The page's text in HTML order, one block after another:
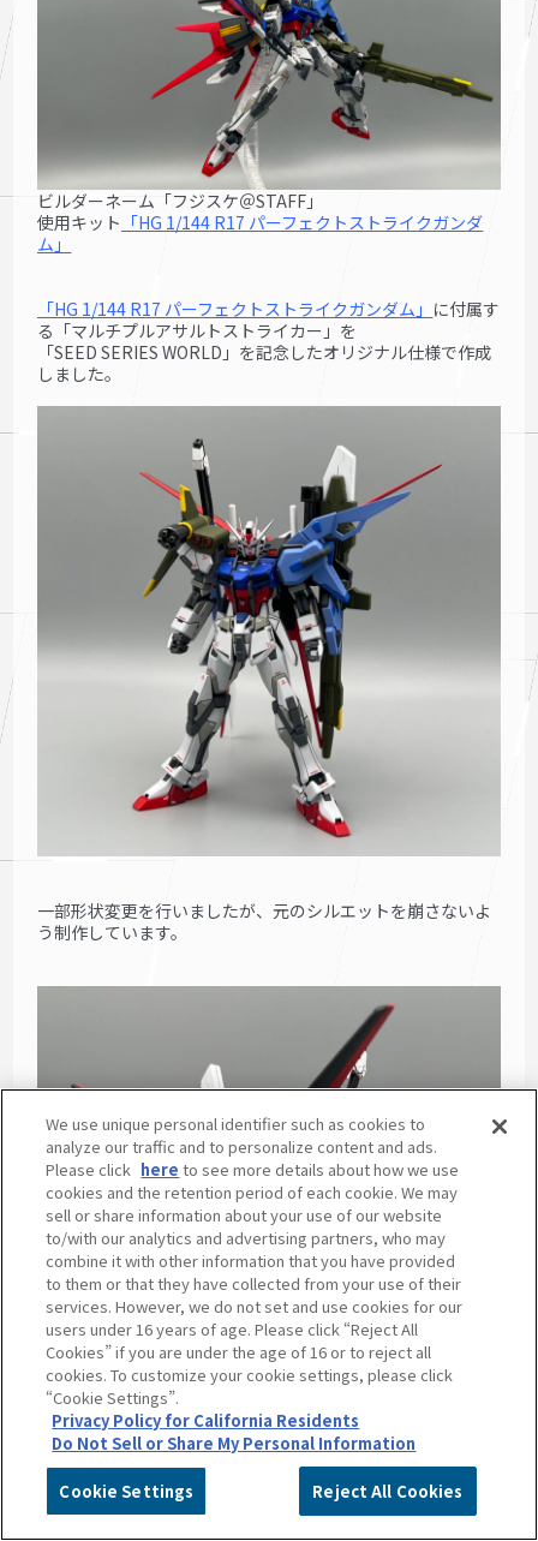
ビルダーネーム「フジスケ＠STAFF」
使用キット 「HG 1/144 R17 パーフェクト ストライクガンダ
ム」
「HG 1/144 R17 パーフェクトストライクガンダム」 に付属す
る「マルチプルアサルトストライカー」を
「SEED SERIES WORLD」を記念したオリジナル仕様で作成
しました。
一部形状変更を行いましたが、元のシルエットを崩さないよ
う制作しています。
We use unique personal identifier such as cookies to
analyze our traffic and to personalize content and ads.
Please click here to see more details about how we use
cookies and the retention period of each cookie. We may
sell or share information about your use of our website
to/with our analytics and advertising partners, who may
combine it with other information that you have provided
to them or that they have collected from your use of their
services. However, we do not set and use cookies for our
users under 16 years of age. Please click “Reject All
Cookies” if you are under the age of 16 or to reject all
cookies. To customize your cookie settings, please click
“Cookie Settings”.
Privacy Policy for California Residents
Do Not Sell or Share My Personal Information
Cookie Settings Reject All Cookies